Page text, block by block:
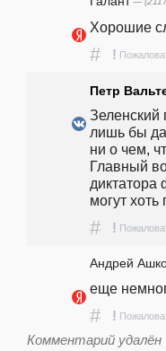
—
Хорошие
# !
Петр
Зеленский
лишь бы
ни о чем,
Главный
диктатора
могут
# !
Андрей
еще
# !
Комментарий удалён